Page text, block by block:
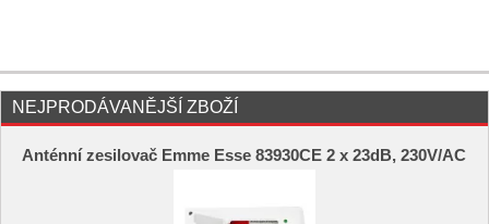
NEJPRODÁVANĚJŠÍ ZBOŽÍ
Anténní zesilovač Emme Esse 83930CE 2 x 23dB, 230V/AC